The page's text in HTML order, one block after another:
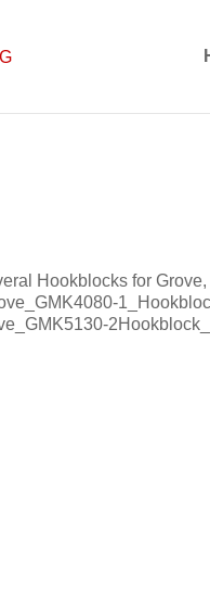
Hookblocks for